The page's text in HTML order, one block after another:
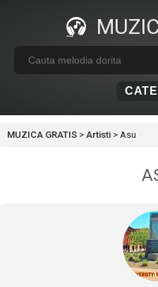
MUZICA GRATIS > Artisti > Asu